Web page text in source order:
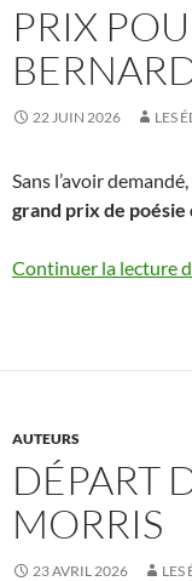
PRIX
22 JUIN 2026 LES
Sans l’avoir
grand prix de poésie
Continuer la lecture
AUTEURS
DÉPART
MORRIS
23 AVRIL 2026